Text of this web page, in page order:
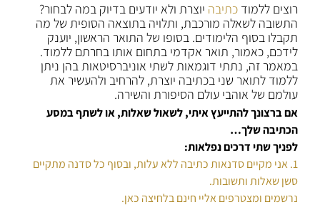
רוצים ללמודכתיבה יוצרת ולא יודעים בדיוק במה לבחור?
התשובה לשאלה מורכבת, ותלויה בתוצאה הסופית של מה
תקבלו בסוף הלימודים. בסופו של התואר הראשון, יוענק
לידכם, כאמור, תואר אקדמי בתחום אותו בחרתם ללמוד.
במאמר זה, נתתי דוגמאות לשתי אוניברסיטאות בהן ניתן
ללמוד לתואר שני בכתיבה יוצרת, להרחיב ולהעשיר את
עולמם של אוהבי עולם הסיפורת והשירה.
אם ברצונך להתייעץ איתי, לשאול שאלות, או לשתף במסע
הכתיבה שלך…
לפניך שתי דרכים נפלאות:
1. אני מקיים סדנאות כתיבה ללא עלות, ובסוף כל סדנה מתקיים
סשן שאלות ותשובות.
נרשמים ומצטרפים אליי חינם בלחיצה כאן.